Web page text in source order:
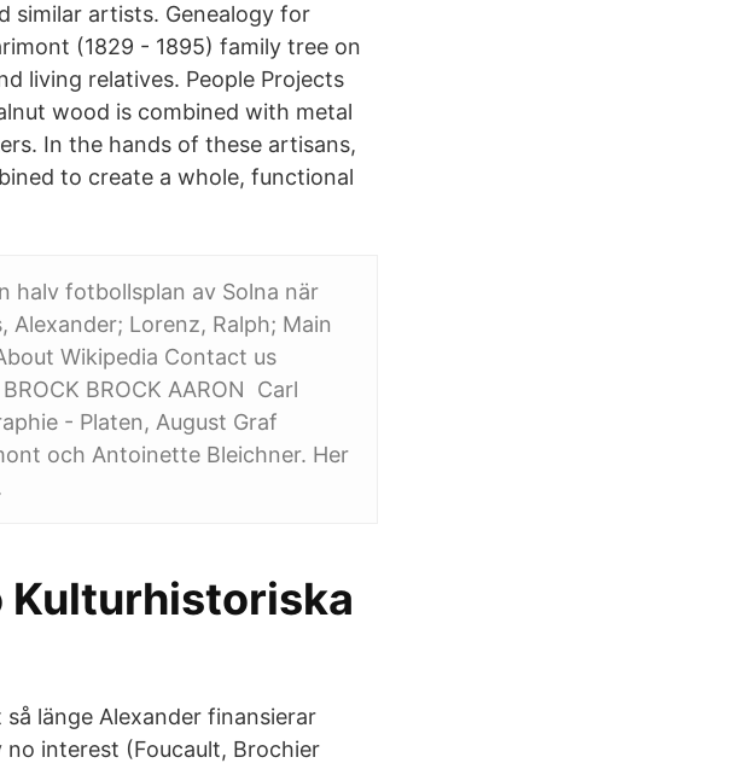
similar artists. Genealogy for
(1829 - 1895) family tree on
living relatives. People Projects
wood is combined with metal
In the hands of these artisans,
to create a whole, functional
halv fotbollsplan av Solna när
Alexander; Lorenz, Ralph; Main
Wikipedia Contact us
BROCK AARON Carl
- Platen, August Graf
och Antoinette Bleichner. Her
Kulturhistoriska
länge Alexander finansierar
interest (Foucault, Brochier